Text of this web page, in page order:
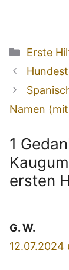
Erste
Beitrags-
Navigation
Namen
1
ersten
G. W.
12.07.2024